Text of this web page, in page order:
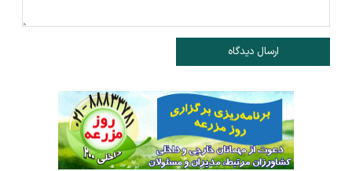
ارسال دیدگاه